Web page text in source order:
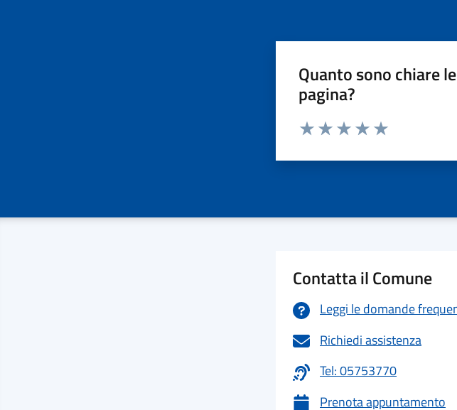
Quanto sono chiare
pagina?
Valuta da 1 a 5 stelle la pagina
Contatta il Comune
Leggi le domande
Richiedi assistenza
Tel: 05753770
Prenota appuntamento